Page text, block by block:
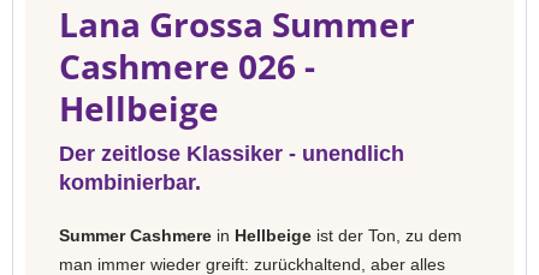
Lana Grossa Summer
Cashmere 026 -
Hellbeige
Der zeitlose Klassiker - unendlich
kombinierbar.
Summer Cashmere in Hellbeige ist der Ton, zu dem
man immer wieder greift: zurückhaltend, aber alles